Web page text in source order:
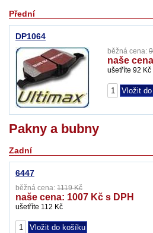
Přední
DP1064
běžná cena:
naše
ušetříte 92 Kč
Pakny a bubny
Zadní
6447
běžná cena: 1119 Kč
naše cena: 1007 Kč s DPH
ušetříte 112 Kč